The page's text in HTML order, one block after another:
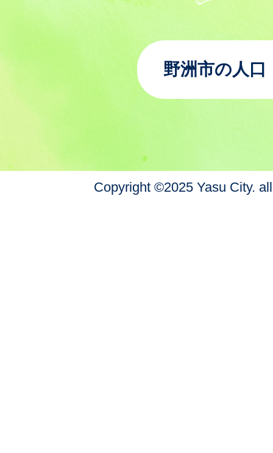
野洲市の人口
Copyright ©2025 Yasu City.